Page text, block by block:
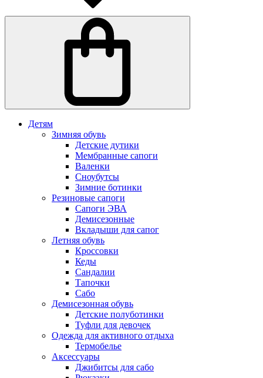
Детям
Зимняя обувь
Детские дутики
Мембранные сапоги
Валенки
Сноубутсы
Зимние ботинки
Резиновые сапоги
Сапоги ЭВА
Демисезонные
Вкладыши для сапог
Летняя обувь
Кроссовки
Кеды
Сандалии
Тапочки
Сабо
Демисезонная обувь
Детские полуботинки
Туфли для девочек
Одежда для активного отдыха
Термобелье
Аксессуары
Джибитсы для сабо